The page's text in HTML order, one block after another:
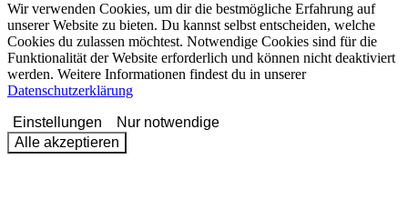
Wir verwenden Cookies, um dir die bestmögliche Erfahrung auf
unserer Website zu bieten. Du kannst selbst entscheiden, welche
Cookies du zulassen möchtest. Notwendige Cookies sind für die
Funktionalität der Website erforderlich und können nicht deaktiviert
werden. Weitere Informationen findest du in unserer
Datenschutzerklärung
Einstellungen
Nur notwendige
Alle akzeptieren